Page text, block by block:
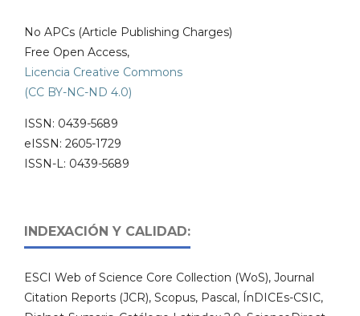
No APCs (Article Publishing Charges)
Free Open Access,
Licencia Creative Commons
(CC BY-NC-ND 4.0)
ISSN: 0439-5689
eISSN: 2605-1729
ISSN-L: 0439-5689
INDEXACIÓN Y CALIDAD:
ESCI Web of Science Core Collection (WoS), Journal
Citation Reports (JCR), Scopus, Pascal, ÍnDICEs-CSIC,